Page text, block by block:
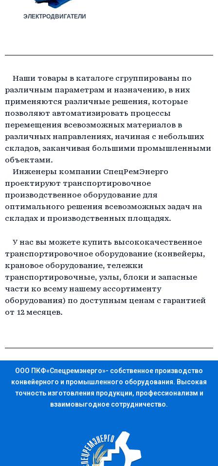
ЭЛЕКТРОДВИГАТЕЛИ
Наши товары в каталоге сгруппированы по
различным параметрам и назначению, в них
применяются различные решения, которые
позволяют автоматизировать процессы
перемещения всевозможных материалов в
различных направлениях, начиная с небольших
складов, заканчивая большими промышленными
объектами.
Инженеры компании СпецРемЭнерго
проектируют транспортировочное
производственное оборудование для
оптимального решения всевозможных задач на
складах и производственных площадях.
У нас вы можете купить высококачественное
транспортировочное оборудование (конвейеры,
крановое оборудование, тележки
транспортировочные, узлы, блоки и запасные
части ко всему нашему ассортименту
оборудования) по доступным ценам с гарантией
от 12 месяцев.
ООО ПКФ«Спецремэнерго»- собственное производство
конвейерного и промышленного оборудования. Высокая
точность изготовления продукции, профессионализм и
взаимовыгодное сотрудничество.